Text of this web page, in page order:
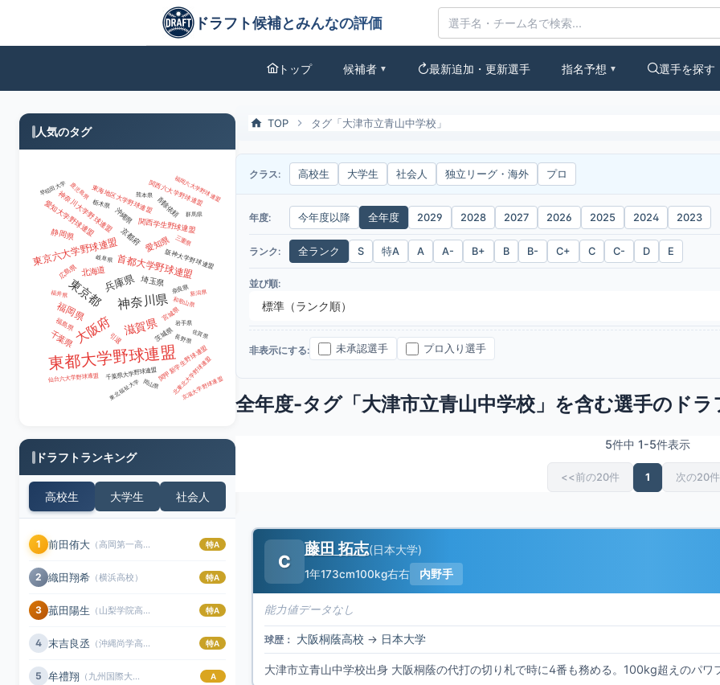
全年度-タグ「大津市立青山中学校」を含む選手のドラフト候補とみんなの評価
ドラフト候補とみんなの評価
トップ 候補者 ▼ 最新追加・更新選手 指名予想 ▼ 選手を探す
TOP タグ「大津市立青山中学校」
クラス: 高校生 大学生 社会人 独立リーグ・海外 プロ
年度: 今年度以降 全年度 2029 2028 2027 2026 2025 2024 2023
ランク: 全ランク S 特A A A- B+ B B- C+ C C- D E
並び順:
標準（ランク順）
非表示にする: 未承認選手 プロ入り選手
全年度-タグ「大津市立青山中学校」を含む選手のド
5件中 1-5件表示
<<前の20件 1 次の20
C
藤田 拓志(日本大学)
1年173cm100kg右右 内野手
能力値データなし
球歴： 大阪桐蔭高校 → 日本大学
人気のタグ
東都大学野球連盟
大阪府
神奈川県
東京都
滋賀県
兵庫県
首都大学野球連盟
東京六大学野球連盟
福岡県
北海道
愛知県
千葉県
埼玉県
静岡県 京都府
関西学生野球連盟
愛知大学野球連盟
神奈川大学野球連盟沖縄県 削除依頼
広島県
引退 茨城県
福島県
東海地区大学野球連盟
宮城県
関西六大学野球連盟
関甲新学生野球連盟
阪神大学野球連盟
千葉県大学野球連盟
奈良県
栃木県
三重県
仙台六大学野球連盟
岩手県
岐阜県
和歌山県
長野県
福井県
北東北大学野球連盟
熊本県
群馬県
岡山県
鹿児島県 福岡六大学野球連盟
早稲田大学
京滋大学野球連盟
新潟県
東北福祉大学
佐賀県
ドラフトランキング
高校生 大学生 社会人
1 前田侑大 （高岡第一高校） 特A
2 織田翔希 （横浜高校） 特A
3 菰田陽生 （山梨学院高校） 特A
4 末吉良丞 （沖縄尚学高校） 特A
5 牟禮翔 （九州国際大付属高校） A